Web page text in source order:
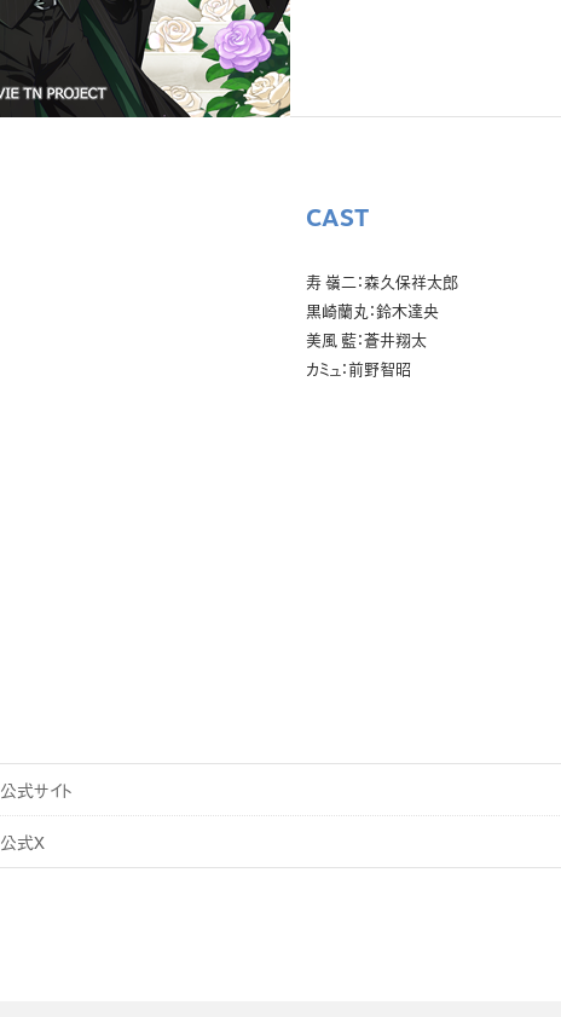
CAST
寿 嶺二：森久保祥太郎
黒崎蘭丸：鈴木達央
美風 藍：蒼井翔太
カミュ：前野智昭
公式サイト
公式X